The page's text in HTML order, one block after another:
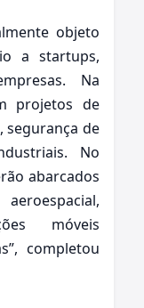
objeto
a startups,
Na
projetos de
segurança de
No
abarcados
móveis
completou